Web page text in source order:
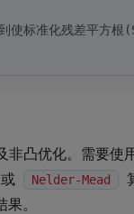
使标准化残差平方根
非凸优化。需要使
或 Nelder-Mead
。